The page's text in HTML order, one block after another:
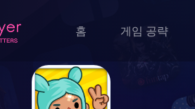
홈 게임 공략